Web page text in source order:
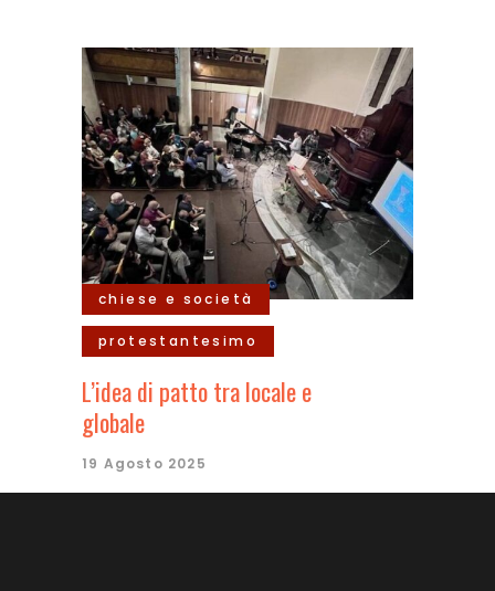
chiese e società
protestantesimo
L’idea di patto tra locale e
globale
19 Agosto 2025